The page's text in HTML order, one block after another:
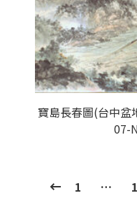
寶島長春圖(台中盆
07-
1 …